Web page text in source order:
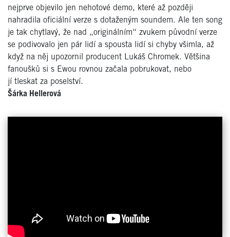
nejprve objevilo jen nehotové demo, které až později
nahradila oficiální verze s dotaženým soundem. Ale ten song
je tak chytlavý, že nad „originálním“ zvukem původní verze
se podivovalo jen pár lidí a spousta lidí si chyby všimla, až
když na něj upozornil producent Lukáš Chromek. Většina
fanoušků si s Ewou rovnou začala pobrukovat, nebo
jí tleskat za poselství.
Šárka Hellerová